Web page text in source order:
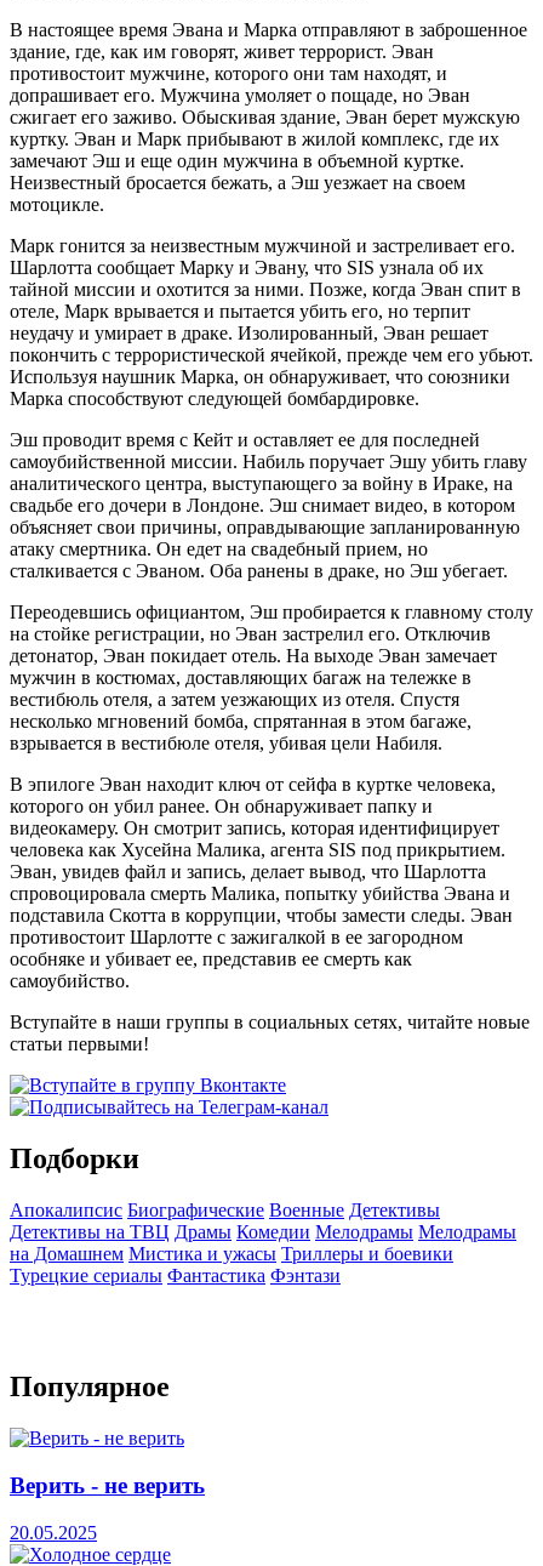
В настоящее время Эвана и Марка отправляют в заброшенное
здание, где, как им говорят, живет террорист. Эван
противостоит мужчине, которого они там находят, и
допрашивает его. Мужчина умоляет о пощаде, но Эван
сжигает его заживо. Обыскивая здание, Эван берет мужскую
куртку. Эван и Марк прибывают в жилой комплекс, где их
замечают Эш и еще один мужчина в объемной куртке.
Неизвестный бросается бежать, а Эш уезжает на своем
мотоцикле.
Марк гонится за неизвестным мужчиной и застреливает его.
Шарлотта сообщает Марку и Эвану, что SIS узнала об их
тайной миссии и охотится за ними. Позже, когда Эван спит в
отеле, Марк врывается и пытается убить его, но терпит
неудачу и умирает в драке. Изолированный, Эван решает
покончить с террористической ячейкой, прежде чем его убьют.
Используя наушник Марка, он обнаруживает, что союзники
Марка способствуют следующей бомбардировке.
Эш проводит время с Кейт и оставляет ее для последней
самоубийственной миссии. Набиль поручает Эшу убить главу
аналитического центра, выступающего за войну в Ираке, на
свадьбе его дочери в Лондоне. Эш снимает видео, в котором
объясняет свои причины, оправдывающие запланированную
атаку смертника. Он едет на свадебный прием, но
сталкивается с Эваном. Оба ранены в драке, но Эш убегает.
Переодевшись официантом, Эш пробирается к главному столу
на стойке регистрации, но Эван застрелил его. Отключив
детонатор, Эван покидает отель. На выходе Эван замечает
мужчин в костюмах, доставляющих багаж на тележке в
вестибюль отеля, а затем уезжающих из отеля. Спустя
несколько мгновений бомба, спрятанная в этом багаже,
взрывается в вестибюле отеля, убивая цели Набиля.
В эпилоге Эван находит ключ от сейфа в куртке человека,
которого он убил ранее. Он обнаруживает папку и
видеокамеру. Он смотрит запись, которая идентифицирует
человека как Хусейна Малика, агента SIS под прикрытием.
Эван, увидев файл и запись, делает вывод, что Шарлотта
спровоцировала смерть Малика, попытку убийства Эвана и
подставила Скотта в коррупции, чтобы замести следы. Эван
противостоит Шарлотте с зажигалкой в ее загородном
особняке и убивает ее, представив ее смерть как
самоубийство.
Вступайте в наши группы в социальных сетях, читайте новые
статьи первыми!
Подборки
Апокалипсис Биографические Военные Детективы
Детективы на ТВЦ Драмы Комедии Мелодрамы Мелодрамы
на Домашнем Мистика и ужасы Триллеры и боевики
Турецкие сериалы Фантастика Фэнтази
Популярное
Верить - не верить
20.05.2025